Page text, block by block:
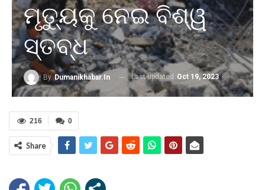
ମୃତୁ୍ୟକୁ ନେଇ ବିଶ୍ୱ
ସ୍ତବ୍ଧ
ByDumanikhabar.in Last updated Oct 19, 2023
0
216
Share